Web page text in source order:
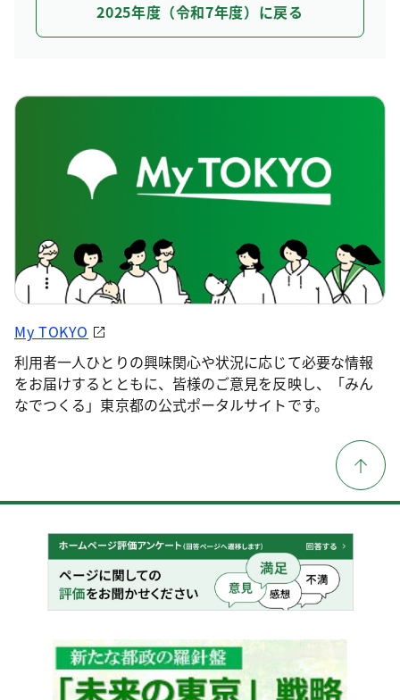
2025年度（令和7年度）に戻る
My TOKYO
利用者一人ひとりの興味関心や状況に応じて必要な情報
をお届けするとともに、皆様のご意見を反映し、「みん
なでつくる」東京都の公式ポータルサイトです。